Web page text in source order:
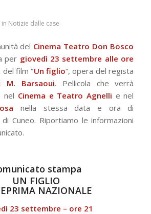
in Notizie dalle case
del Cinema Teatro Don Bosco
per giovedì 23 settembre alle ore
del film “Un figlio“,opera del regista
M. Barsaoui. Pellicola che verrà
nel Cinema e Teatro Agnelli e nel
nella stessa data e ora di
Cuneo. Riportiamo le informazioni
stampa
UN FIGLIO
NAZIONALE
23 settembre – ore 21